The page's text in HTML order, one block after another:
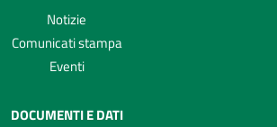
Notizie
Comunicati stampa
Eventi
DOCUMENTI E DATI